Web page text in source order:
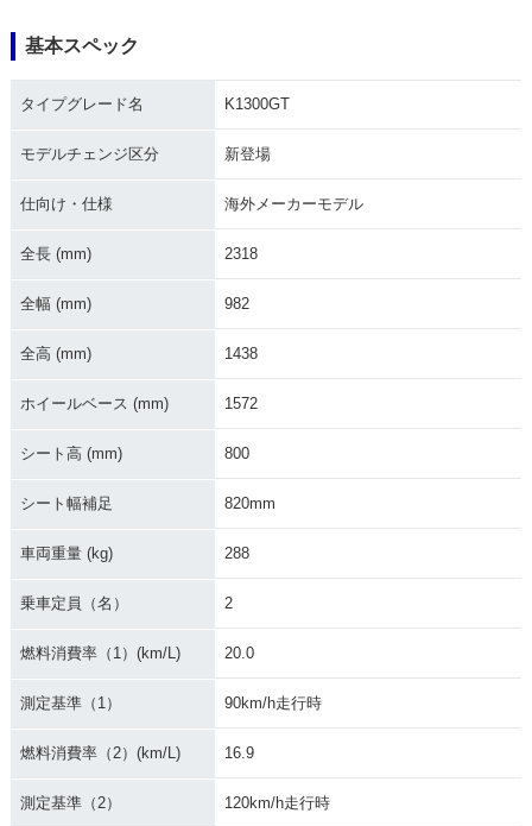
基本スペック
タイプグレード名 K1300GT
モデルチェンジ区分 新登場
仕向け・仕様 海外メーカーモデル
全長 (mm) 2318
全幅 (mm) 982
全高 (mm) 1438
ホイールベース (mm) 1572
シート高 (mm) 800
シート幅補足 820mm
車両重量 (kg) 288
乗車定員（名） 2
燃料消費率（1）(km/L) 20.0
測定基準（1） 90km/h走行時
燃料消費率（2）(km/L) 16.9
測定基準（2） 120km/h走行時